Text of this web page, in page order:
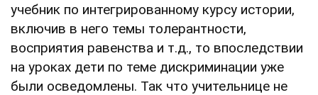
учебник по интегрированному курсу истории,
включив в него темы толерантности,
восприятия равенства и т.д., то впоследствии
на уроках дети по теме дискриминации уже
были осведомлены. Так что учительнице не